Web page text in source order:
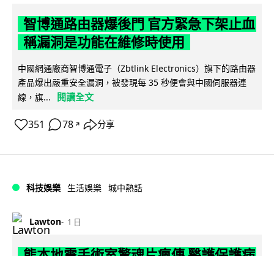
智博通路由器爆後門 官方緊急下架止血
稱漏洞是功能在維修時使用
中國網通廠商智博通電子（Zbtlink Electronics）旗下的路由器
產品爆出嚴重安全漏洞，被發現每 35 秒便會與中國伺服器連
線，旗...
閱讀全文
351 78 ↗ 分享
科技娛樂 生活娛樂 城中熱話
Lawton 1 日